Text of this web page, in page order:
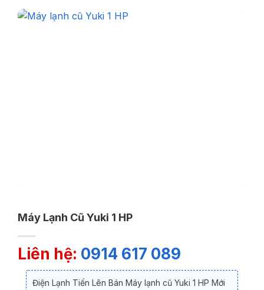
Máy Lạnh Cũ Yuki 1 HP
Liên hệ: 0914 617 089
Điện Lạnh Tiến Lên Bán Máy lạnh cũ Yuki 1 HP Mới